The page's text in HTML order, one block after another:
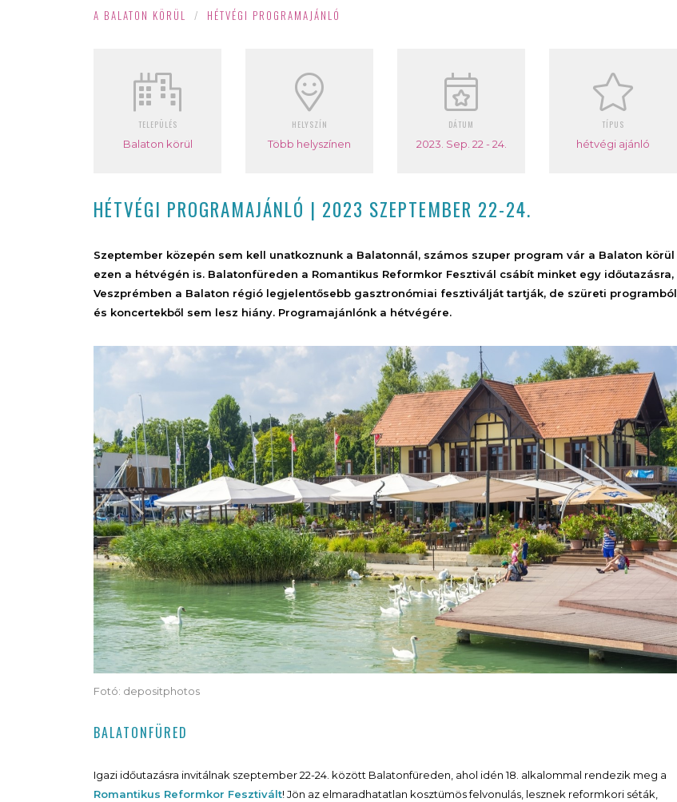
A BALATON KÖRÜL / HÉTVÉGI PROGRAMAJÁNLÓ
TELEPÜLÉS
Balaton körül
HELYSZÍN
Több helyszínen
DÁTUM
2023. Sep. 22 - 24.
TÍPUS
hétvégi ajánló
HÉTVÉGI PROGRAMAJÁNLÓ | 2023 SZEPTEMBER 22-24.
Szeptember közepén sem kell unatkoznunk a Balatonnál, számos szuper program vár a Balaton körül
ezen a hétvégén is. Balatonfüreden a Romantikus Reformkor Fesztivál csábít minket egy időutazásra,
Veszprémben a Balaton régió legjelentősebb gasztronómiai fesztiválját tartják, de szüreti programból
és koncertekből sem lesz hiány. Programajánlónk a hétvégére.
Fotó: depositphotos
BALATONFÜRED
Igazi időutazásra invitálnak szeptember 22-24. között Balatonfüreden, ahol idén 18. alkalommal rendezik meg a
Romantikus Reformkor Fesztivált! Jön az elmaradhatatlan kosztümös felvonulás, lesznek reformkori séták,